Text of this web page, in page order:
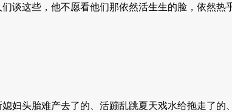
谈这些，他不愿看他们那依然活生生的脸，依然热
头胎难产去了的、活蹦乱跳夏天戏水给拖走了的